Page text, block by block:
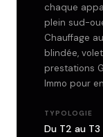
chaque
plein sud-
Chauffage
blindée,
prestations
Immo pour
TYPOLOGIE
Du T2 au T3